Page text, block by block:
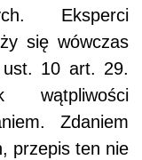
Eksperci
się wówczas
ust. 10 art. 29.
wątpliwości
Zdaniem
przepis ten nie